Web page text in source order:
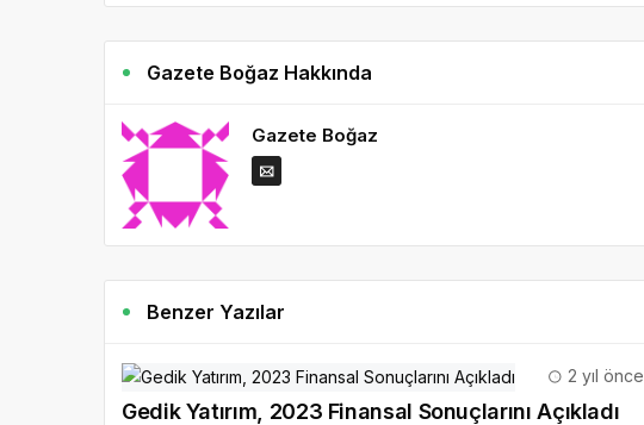
Gazete Boğaz Hakkında
Gazete Boğaz
Benzer Yazılar
2 yıl önce
Gedik Yatırım, 2023 Finansal Sonuçlarını Açıkladı